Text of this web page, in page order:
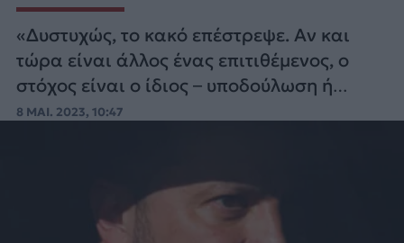
«Δυστυχώς, το κακό επέστρεψε. Αν και
τώρα είναι άλλος ένας επιτιθέμενος, ο
στόχος είναι ο ίδιος – υποδούλωση ή
καταστροφή», ανέφερε ο Ζελένσκι.
8 ΜΑΙ. 2023, 10:47